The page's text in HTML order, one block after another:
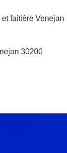
faitière Venejan
30200